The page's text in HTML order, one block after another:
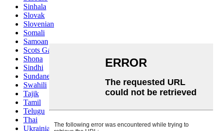
Sinhala
Slovak
Slovenian
Somali
Samoan
Scots Gaelic
Shona
Sindhi
Sundanese
Swahili
Tajik
Tamil
Telugu
Thai
Ukrainian